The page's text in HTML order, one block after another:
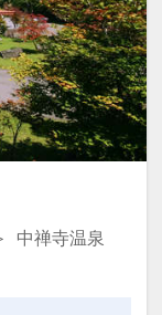
中禅寺温泉